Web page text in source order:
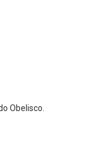
Obelisco.